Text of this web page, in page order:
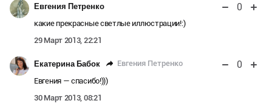
Евгения Петренко 0
какие прекрасные светлые иллюстрации!:)
29 Март 2013, 22:21
Екатерина Бабок Евгения Петренко 0
Евгения — спасибо!)))
30 Март 2013, 08:21